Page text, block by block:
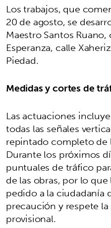
Los trabajos, que
20 de agosto, se
Maestro Santos
Esperanza, calle
Piedad.
Medidas y cortes de
Las actuaciones
todas las señales
repintado completo de
Durante los próximos
puntuales de tráfico
de las obras, por lo
pedido a la ciudadanía
precaución y respete
provisional.